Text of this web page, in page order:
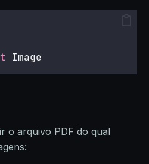
Image
o arquivo PDF do qual